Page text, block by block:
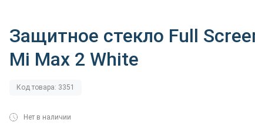
Защитное стекло Full
Mi Max 2 White
Код товара: 3351
Нет в наличии